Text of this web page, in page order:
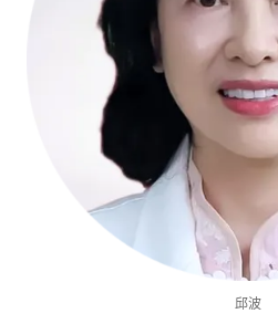
邱波